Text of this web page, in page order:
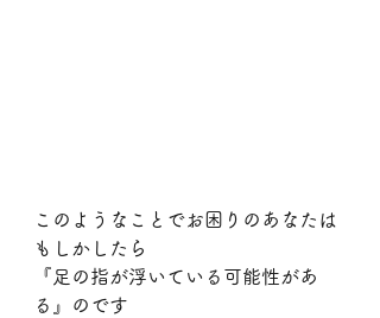
このようなことでお困りのあなたは
もしかしたら
『足の指が浮いている可能性があ
る』のです